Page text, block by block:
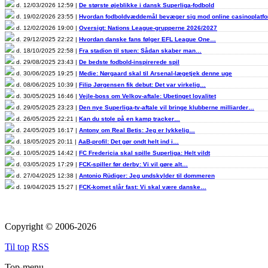
d. 12/03/2026 12:59 | De største øjeblikke i dansk Superliga-fodbold
d. 19/02/2026 23:55 | Hvordan fodboldvæddemål bevæger sig mod online
d. 12/02/2026 19:00 | Oversigt: Nations League-grupperne 2026/2027
d. 29/12/2025 22:22 | Hvordan danske fans følger EFL League One…
d. 18/10/2025 22:58 | Fra stadion til stuen: Sådan skaber man…
d. 29/08/2025 23:43 | De bedste fodbold-inspirerede spil
d. 30/06/2025 19:25 | Medie: Nørgaard skal til Arsenal-lægetjek denne uge
d. 08/06/2025 10:39 | Filip Jørgensen fik debut: Det var virkelig…
d. 30/05/2025 16:46 | Vejle-boss om Velkov-aftale: Ubetinget loyalitet
d. 29/05/2025 23:23 | Den nye Superliga-tv-aftale vil bringe klubberne milliarder…
d. 26/05/2025 22:21 | Kan du stole på en kamp tracker…
d. 24/05/2025 16:17 | Antony om Real Betis: Jeg er lykkelig…
d. 18/05/2025 20:11 | AaB-profil: Det gør ondt helt ind i…
d. 10/05/2025 14:42 | FC Fredericia skal spille Superliga: Helt vildt
d. 03/05/2025 17:29 | FCK-spiller før derby: Vi vil gøre alt…
d. 27/04/2025 12:38 | Antonio Rüdiger: Jeg undskylder til dommeren
d. 19/04/2025 15:27 | FCK-komet slår fast: Vi skal være danske…
Copyright © 2006-2026
Til top RSS